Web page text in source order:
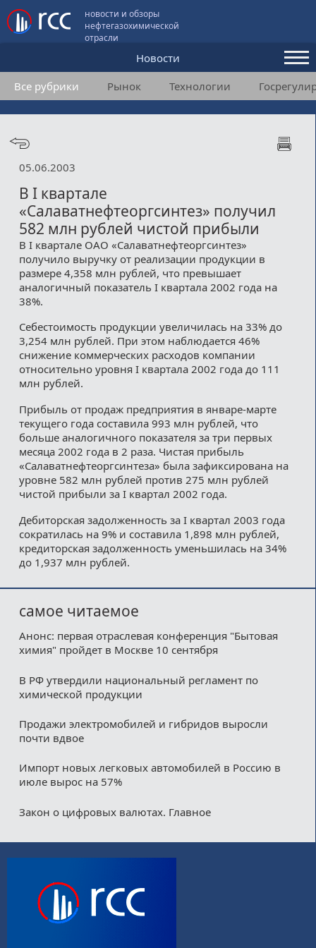
новости и обзоры
нефтегазохимической
отрасли
Новости
Аналитика и мнения
Конференции
Пользовательское соглашение
Медиакит
Контакты
Все рубрики Рынок Технологии
05.06.2003
В I квартале
«Салаватнефтеоргсинтез» получил
582 млн рублей чистой прибыли
В I квартале ОАО «Салаватнефтеоргсинтез»
получило выручку от реализации продукции в
размере 4,358 млн рублей, что превышает
аналогичный показатель I квартала 2002 года на
38%.
Себестоимость продукции увеличилась на 33% до
3,254 млн рублей. При этом наблюдается 46%
снижение коммерческих расходов компании
относительно уровня I квартала 2002 года до 111
млн рублей.
Прибыль от продаж предприятия в январе-марте
текущего года составила 993 млн рублей, что
больше аналогичного показателя за три первых
месяца 2002 года в 2 раза. Чистая прибыль
«Салаватнефтеоргсинтеза» была зафиксирована на
уровне 582 млн рублей против 275 млн рублей
чистой прибыли за I квартал 2002 года.
Дебиторская задолженность за I квартал 2003 года
сократилась на 9% и составила 1,898 млн рублей,
кредиторская задолженность уменьшилась на 34%
до 1,937 млн рублей.
самое читаемое
Анонс: первая отраслевая конференция "Бытовая
химия" пройдет в Москве 10 сентября
В РФ утвердили национальный регламент по
химической продукции
Продажи электромобилей и гибридов выросли
почти вдвое
Импорт новых легковых автомобилей в Россию в
июле вырос на 57%
Закон о цифровых валютах. Главное